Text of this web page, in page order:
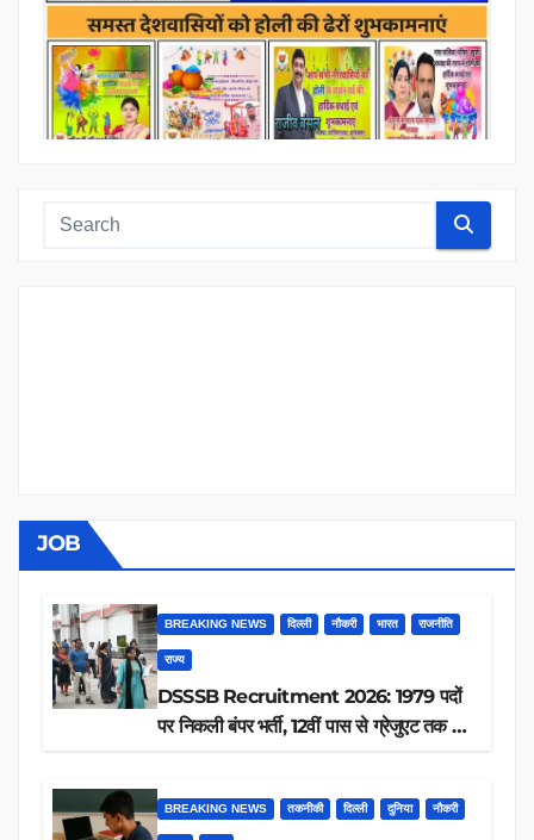
JOB
BREAKING NEWS दिल्ली नौकरी भारत राजनीति
राज्य
DSSSB Recruitment 2026: 1979 पदों
पर निकली बंपर भर्ती, 12वीं पास से ग्रेजुएट तक करें
BREAKING NEWS तकनीकी दिल्ली दुनिया नौकरी